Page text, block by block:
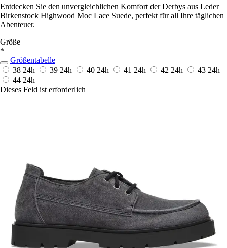
Entdecken Sie den unvergleichlichen Komfort der Derbys aus Leder
Birkenstock Highwood Moc Lace Suede, perfekt für all Ihre täglichen
Abenteuer.
Größe
*
Größentabelle
38 24h 39 24h 40 24h 41 24h 42 24h 43 24h
44 24h
Dieses Feld ist erforderlich